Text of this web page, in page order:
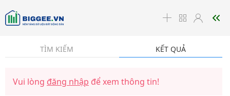
TÌM KIẾM KẾT QUẢ
Vui lòng đăng nhập để xem thông tin!
☰